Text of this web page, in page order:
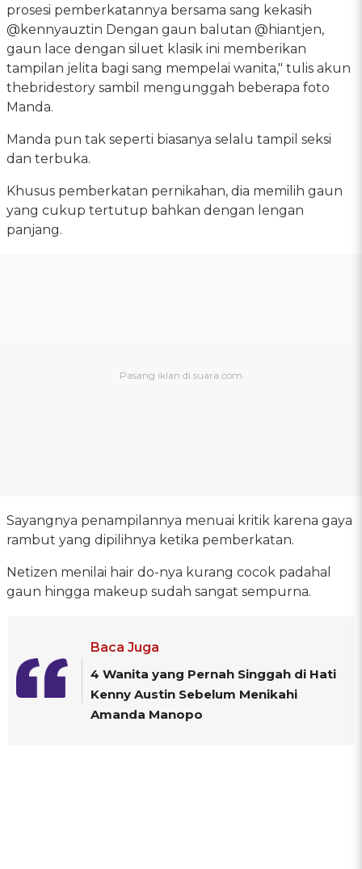
prosesi pemberkatannya bersama sang kekasih
@kennyauztin Dengan gaun balutan @hiantjen,
gaun lace dengan siluet klasik ini memberikan
tampilan jelita bagi sang mempelai wanita," tulis akun
thebridestory sambil mengunggah beberapa foto
Manda.
Manda pun tak seperti biasanya selalu tampil seksi
dan terbuka.
Khusus pemberkatan pernikahan, dia memilih gaun
yang cukup tertutup bahkan dengan lengan
panjang.
Sayangnya penampilannya menuai kritik karena gaya
rambut yang dipilihnya ketika pemberkatan.
Netizen menilai hair do-nya kurang cocok padahal
gaun hingga makeup sudah sangat sempurna.
Baca Juga
4 Wanita yang Pernah Singgah di Hati
Kenny Austin Sebelum Menikahi
Amanda Manopo